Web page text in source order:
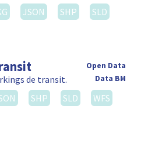
JSON SHP
SLD
Open Data
Data BM
de transit.
SHP SLD
WFS